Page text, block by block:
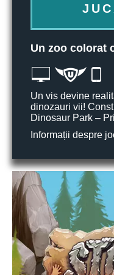
Un zoo colorat
Un vis devine
dinozauri vii!
Dinosaur Park –
Informații despre